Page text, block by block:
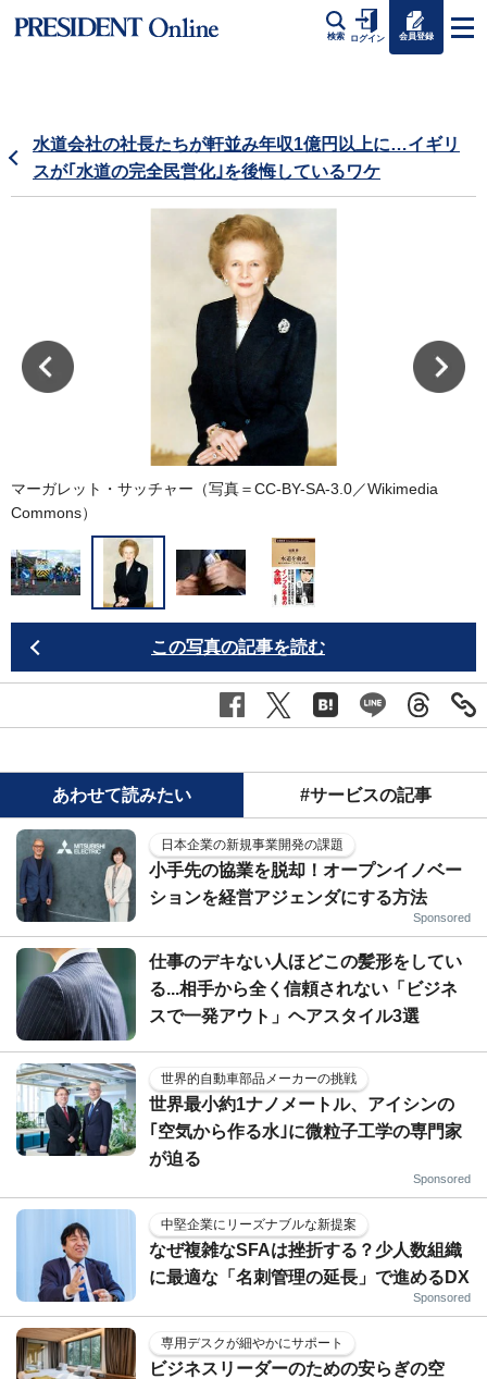
検索 ログイン 会員登録
水道会社の社長たちが軒並み年収1億円以上に…イギリ
スが｢水道の完全民営化｣を後悔しているワケ
マーガレット・サッチャー（写真＝CC-BY-SA-3.0／Wikimedia
Commons）
この写真の記事を読む
あわせて読みたい #サービスの記事
日本企業の新規事業開発の課題
小手先の協業を脱却！オープンイノベー
ションを経営アジェンダにする方法
Sponsored
仕事のデキない人ほどこの髪形をしてい
る...相手から全く信頼されない「ビジネ
スで一発アウト」ヘアスタイル3選
世界的自動車部品メーカーの挑戦
世界最小約1ナノメートル、アイシンの
｢空気から作る水｣に微粒子工学の専門家
が迫る
Sponsored
中堅企業にリーズナブルな新提案
なぜ複雑なSFAは挫折する？少人数組織
に最適な「名刺管理の延長」で進めるDX
Sponsored
専用デスクが細やかにサポート
ビジネスリーダーのための安らぎの空